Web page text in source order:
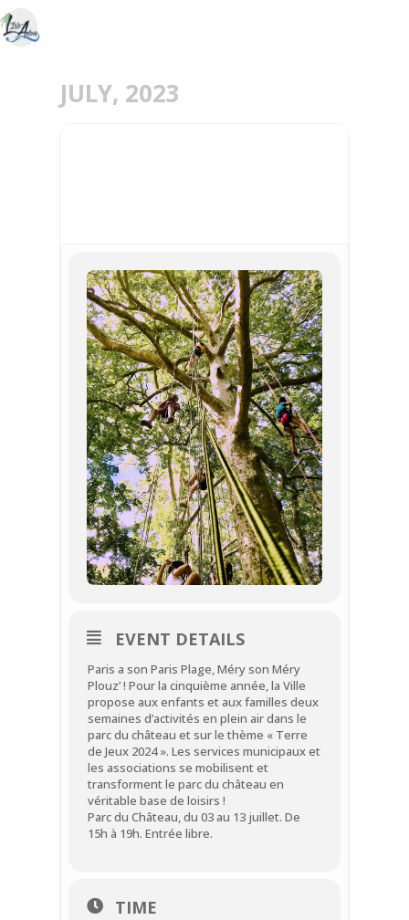
JULY, 2023
EVENT DETAILS
Paris a son Paris Plage, Méry son Méry
Plouz’ ! Pour la cinquième année, la Ville
propose aux enfants et aux familles deux
semaines d’activités en plein air dans le
parc du château et sur le thème « Terre
de Jeux 2024 ». Les services municipaux et
les associations se mobilisent et
transforment le parc du château en
véritable base de loisirs !
Parc du Château, du 03 au 13 juillet. De
15h à 19h. Entrée libre.
TIME